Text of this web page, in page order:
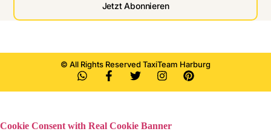
Jetzt Abonnieren
© All Rights Reserved TaxiTeam Harburg
Cookie Consent with Real Cookie Banner